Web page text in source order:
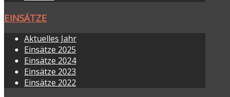
EINSÄTZE
Aktuelles Jahr
Einsätze 2025
Einsätze 2024
Einsätze 2023
Einsätze 2022